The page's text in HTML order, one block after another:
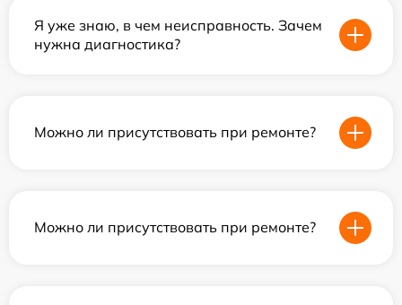
Я уже знаю, в чем неисправность. Зачем
нужна диагностика?
Можно ли присутствовать при ремонте?
Можно ли присутствовать при ремонте?